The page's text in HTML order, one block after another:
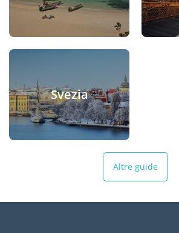
Svezia
Altre guide